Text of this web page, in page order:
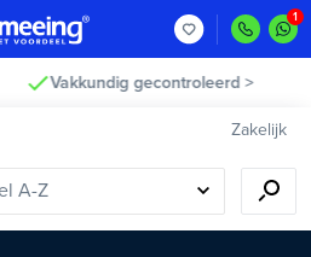
gecontroleerd >
Zakelijk